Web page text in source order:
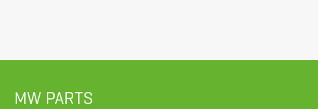
MW PARTS